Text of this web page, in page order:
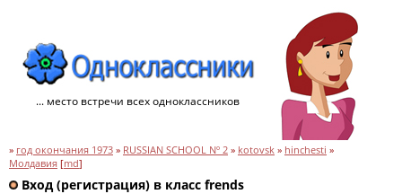
... место встречи всех одноклассников
» год окончания 1973 » RUSSIAN SCHOOL Nº 2 » kotovsk » hinchesti »
Молдавия [md]
Вход (регистрация) в класс frends